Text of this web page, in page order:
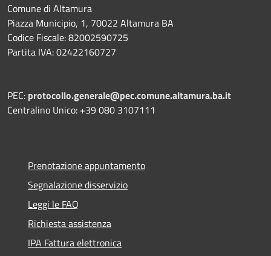
Comune di Altamura
Piazza Municipio, 1, 70022 Altamura BA
Codice Fiscale: 82002590725
Partita IVA: 02422160727
PEC: protocollo.generale@pec.comune.altamura.ba.it
Centralino Unico: +39 080 3107111
Prenotazione appuntamento
Segnalazione disservizio
Leggi le FAQ
Richiesta assistenza
IPA Fattura elettronica